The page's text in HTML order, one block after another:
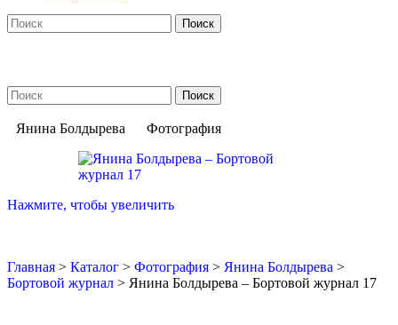
Поиск
Поиск
Янина Болдырева Фотография
Нажмите, чтобы увеличить
Главная > Каталог > Фотография > Янина Болдырева >
Бортовой журнал > Янина Болдырева – Бортовой журнал 17